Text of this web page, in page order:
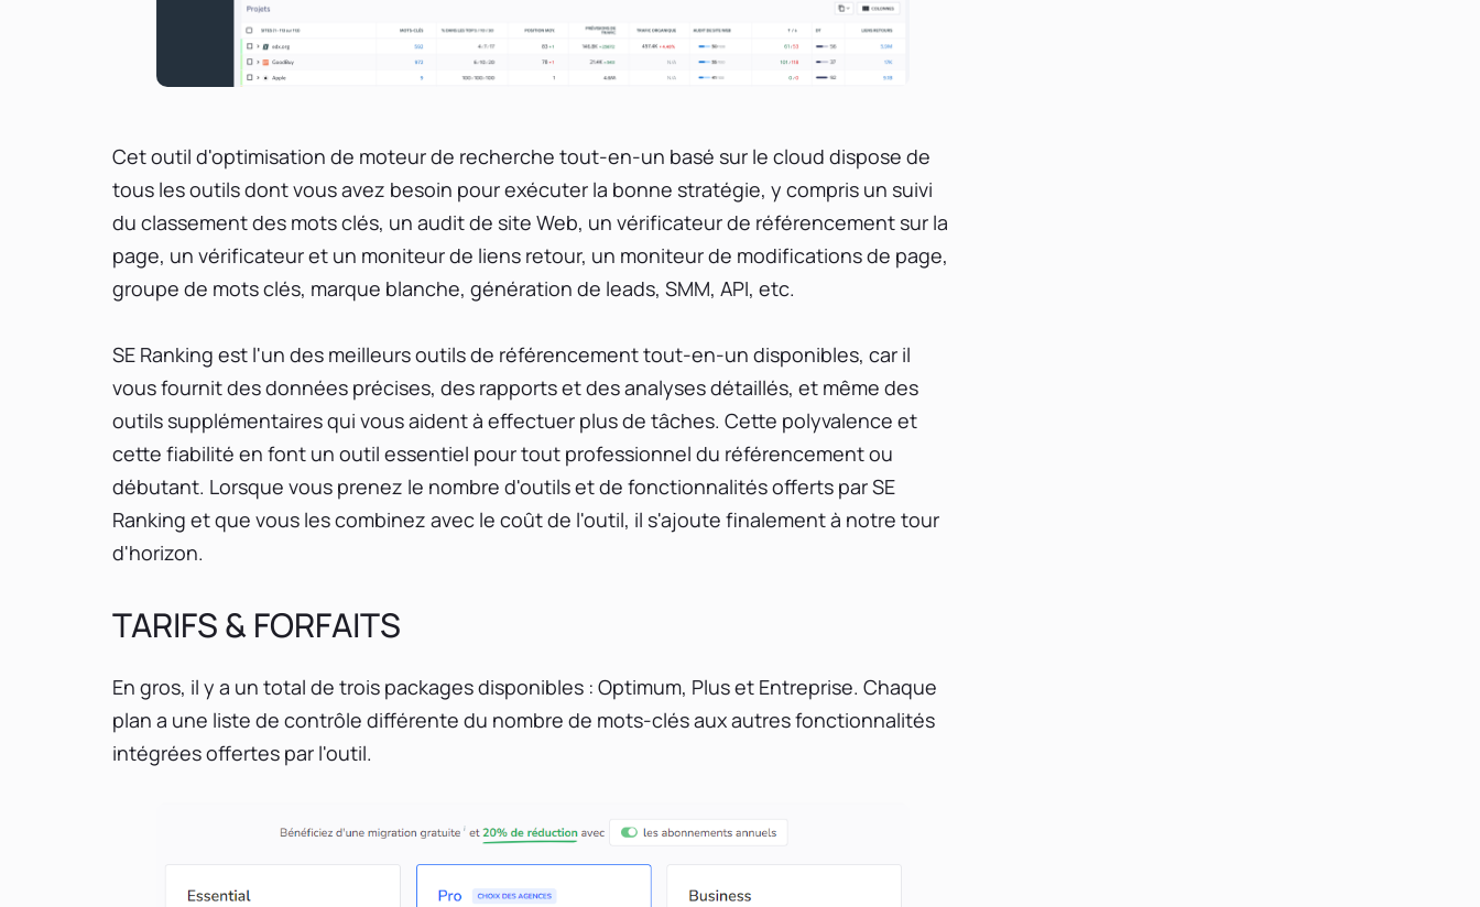
Cet outil d'optimisation de moteur de recherche tout-en-un basé sur le cloud dispose de
tous les outils dont vous avez besoin pour exécuter la bonne stratégie, y compris un suivi
du classement des mots clés, un audit de site Web, un vérificateur de référencement sur la
page, un vérificateur et un moniteur de liens retour, un moniteur de modifications de page,
groupe de mots clés, marque blanche, génération de leads, SMM, API, etc.
SE Ranking est l'un des meilleurs outils de référencement tout-en-un disponibles, car il
vous fournit des données précises, des rapports et des analyses détaillés, et même des
outils supplémentaires qui vous aident à effectuer plus de tâches. Cette polyvalence et
cette fiabilité en font un outil essentiel pour tout professionnel du référencement ou
débutant. Lorsque vous prenez le nombre d'outils et de fonctionnalités offerts par SE
Ranking et que vous les combinez avec le coût de l'outil, il s'ajoute finalement à notre tour
d'horizon.
TARIFS & FORFAITS
En gros, il y a un total de trois packages disponibles : Optimum, Plus et Entreprise. Chaque
plan a une liste de contrôle différente du nombre de mots-clés aux autres fonctionnalités
intégrées offertes par l'outil.